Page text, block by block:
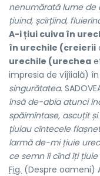
nenumărată lume de
țiuind, șcîrțîind,
A-i țiui cuiva în
în urechile (creierii
urechile (urechea
impresia de vîjîială)
singurătatea.
însă de-abia atunci
spăimîntase, ascuțit și
țiuiau cîntecele
larmă de-mi țiuie
ce semn îi cînd îți
Fig. (Despre oameni)